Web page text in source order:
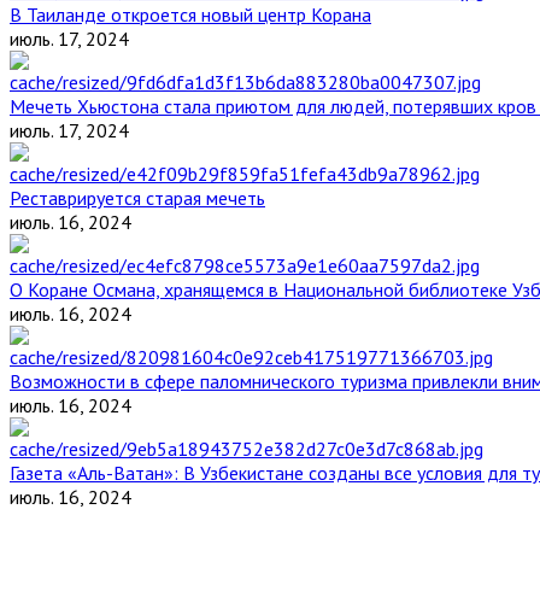
В Таиланде откроется новый центр Корана
июль. 17, 2024
Мечеть Хьюстона стала приютом для людей, потерявших кров
июль. 17, 2024
Реставрируется старая мечеть
июль. 16, 2024
О Коране Османа, хранящемся в Национальной библиотеке
июль. 16, 2024
Возможности в сфере паломнического туризма привлекли
июль. 16, 2024
Газета «Аль-Ватан»: В Узбекистане созданы все условия для
июль. 16, 2024